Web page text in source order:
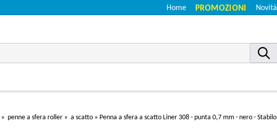
Novità
PROMOZIONI
Home
» penne a sfera roller » a scatto » Penna a sfera a scatto Liner 308 - punta 0,7 mm - nero - Stabilo